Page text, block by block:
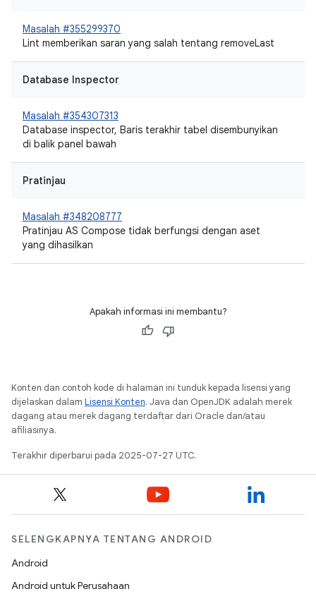
Masalah #355299370
Lint memberikan saran yang salah tentang removeLast
Database Inspector
Masalah #354307313
Database inspector, Baris terakhir tabel disembunyikan
di balik panel bawah
Pratinjau
Masalah #348208777
Pratinjau AS Compose tidak berfungsi dengan aset
yang dihasilkan
Apakah informasi ini membantu?
Konten dan contoh kode di halaman ini tunduk kepada lisensi yang
dijelaskan dalam Lisensi Konten. Java dan OpenJDK adalah merek
dagang atau merek dagang terdaftar dari Oracle dan/atau
afiliasinya.
Terakhir diperbarui pada 2025-07-27 UTC.
SELENGKAPNYA TENTANG ANDROID
Android
Android untuk Perusahaan